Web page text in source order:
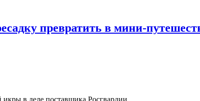
превратить в мини-
икры в деле поставщика Росгвардии